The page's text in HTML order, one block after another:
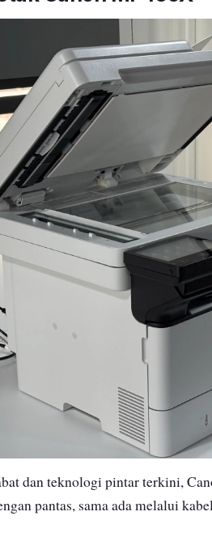
dan teknologi pintar terkini,
pantas, sama ada melalui